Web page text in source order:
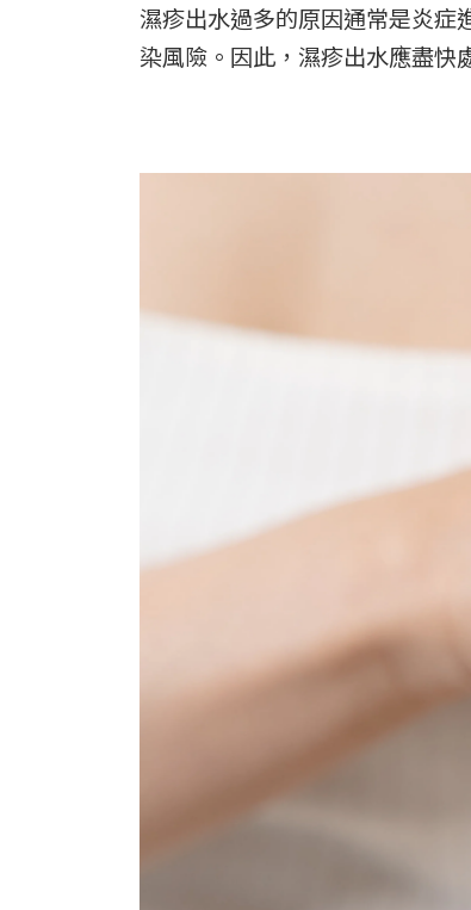
濕疹出水過多的原因通常是炎
染風險。因此，濕疹出水應盡快